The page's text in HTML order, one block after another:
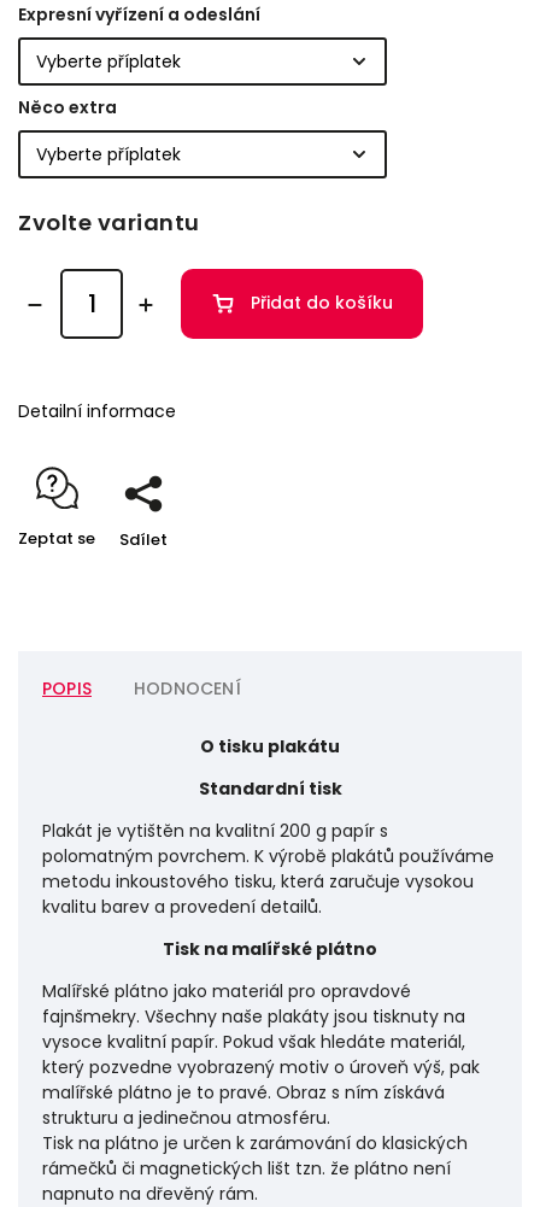
Expresní vyřízení a odeslání
Něco extra
Zvolte variantu
Přidat do košíku
Detailní informace
Zeptat se Sdílet
POPIS HODNOCENÍ
O tisku plakátu
Standardní tisk
Plakát je vytištěn na kvalitní 200 g papír s
polomatným povrchem. K výrobě plakátů používáme
metodu inkoustového tisku, která zaručuje vysokou
kvalitu barev a provedení detailů.
Tisk na malířské plátno
Malířské plátno jako materiál pro opravdové
fajnšmekry. Všechny naše plakáty jsou tisknuty na
vysoce kvalitní papír. Pokud však hledáte materiál,
který pozvedne vyobrazený motiv o úroveň výš, pak
malířské plátno je to pravé. Obraz s ním získává
strukturu a jedinečnou atmosféru.
Tisk na plátno je určen k zarámování do klasických
rámečků či magnetických lišt tzn. že plátno není
napnuto na dřevěný rám.